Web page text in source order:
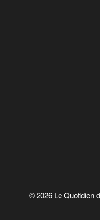
© 2026 Le Quotidien